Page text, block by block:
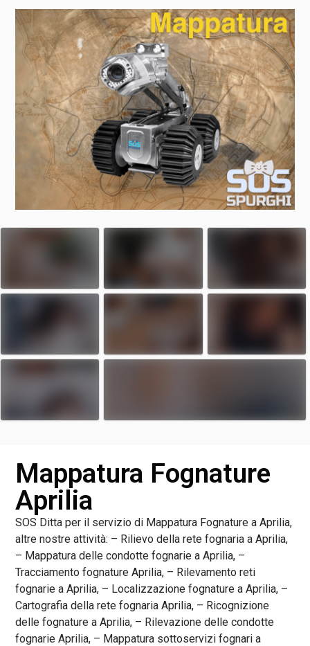
Mappatura Fognature
Aprilia
SOS Ditta per il servizio di Mappatura Fognature a Aprilia,
altre nostre attività: – Rilievo della rete fognaria a Aprilia,
– Mappatura delle condotte fognarie a Aprilia, –
Tracciamento fognature Aprilia, – Rilevamento reti
fognarie a Aprilia, – Localizzazione fognature a Aprilia, –
Cartografia della rete fognaria Aprilia, – Ricognizione
delle fognature a Aprilia, – Rilevazione delle condotte
fognarie Aprilia, – Mappatura sottoservizi fognari a